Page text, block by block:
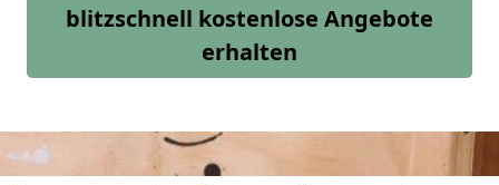
blitzschnell kostenlose Angebote
erhalten